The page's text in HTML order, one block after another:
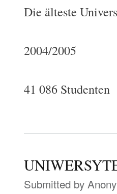
Die älteste
2004/2005
41 086 Studenten
Submitted by